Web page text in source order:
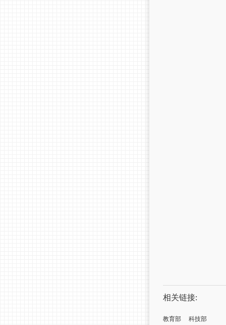
相关链接:
教育部 科技部